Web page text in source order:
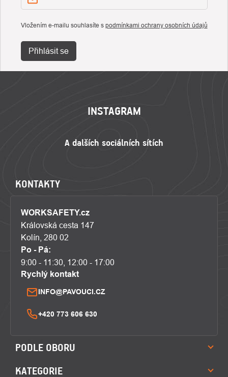
Vložením e-mailu souhlasíte s podmínkami ochrany osobních údajů
Přihlásit se
INSTAGRAM
KONTAKTY
WORKSAFETY.cz
Královská cesta 147
Kolín, 280 02
Po - Pá:
9:00 - 11:30, 12:00 - 17:00
Rychlý kontakt
INFO@PAVOUCI.CZ
+420 773 606 630
PODLE OBORU
KATEGORIE